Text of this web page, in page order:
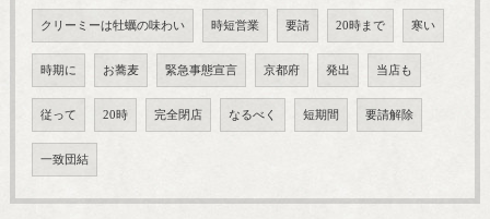
クリーミーは牡蠣の味わい 時短営業 要請 20時まで 寒い
時期に お蕎麦 緊急事態宣言 京都府 発出 当店も
従って 20時 完全閉店 なるべく 短期間 要請解除
一致団結